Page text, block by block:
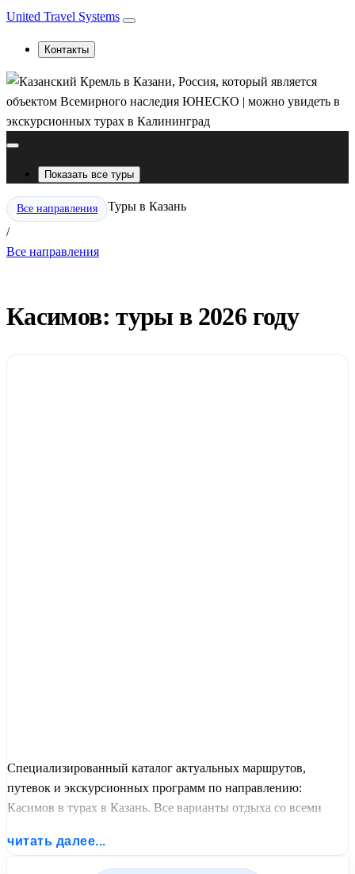
United Travel Systems
Контакты
Показать все туры
Все направления
/
Туры в Казань
Все направления
Касимов: туры в 2026 году
Специализированный каталог актуальных маршрутов,
путевок и экскурсионных программ по направлению:
Касимов в турах в Казань. Все варианты отдыха со всеми
актуальным графиком заездов от United Travel Systems.
читать далее...